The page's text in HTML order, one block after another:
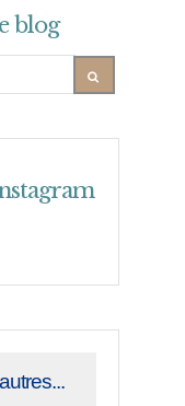
blog